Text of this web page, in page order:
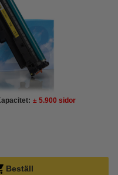
± 5.900 sidor
Beställ